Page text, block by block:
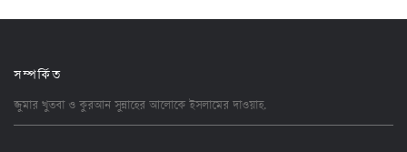
সম্পর্কিত
জুমার খুতবা ও কুরআন সুন্নাহের আলোকে ইসলামের দাওয়াহ.